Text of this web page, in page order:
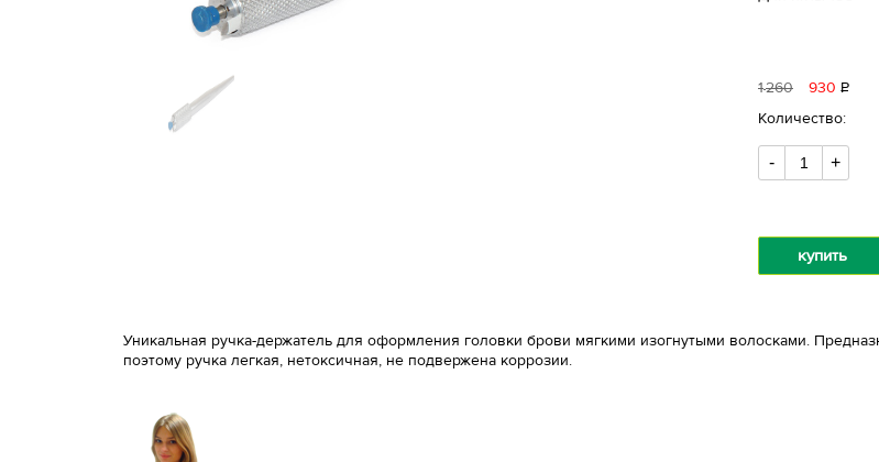
1260 930 Р
Количество:
- +
купить
Уникальная ручка-держатель для оформления головки брови мягкими изогнутыми волосками.
поэтому ручка легкая, нетоксичная, не подвержена коррозии.